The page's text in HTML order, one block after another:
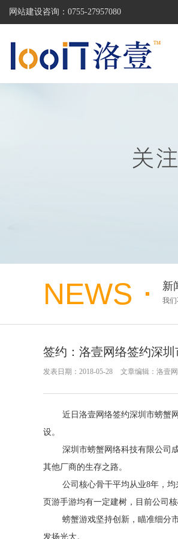
网站建设咨询： 0755-27957080
NEWS 新
我们
签约：洛壹网络签约深
发表日期：2018-05-28 文章编辑：洛壹
近日洛壹网络签约深圳市螃蟹网
设。
深圳市螃蟹网络科技有限公司成
其他厂商的生存之路。
公司核心骨干平均从业8年，均来
页游手游均有一定建树，目前公司
螃蟹游戏坚持创新，瞄准细分市
发扬光大。